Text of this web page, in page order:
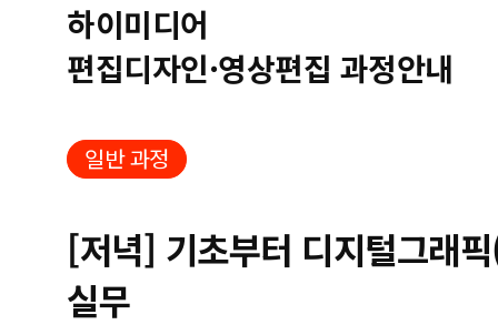
하이미디어
편집디자인·영상편집 과정안내
일반 과정
[저녁] 기초부터 디지털그래
실무